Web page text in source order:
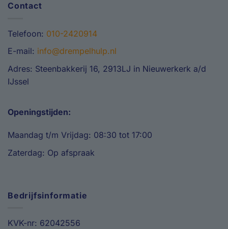
Contact
Telefoon: 010-2420914
E-mail: info@drempelhulp.nl
Adres: Steenbakkerij 16, 2913LJ in Nieuwerkerk a/d
IJssel
Openingstijden:
Maandag t/m Vrijdag: 08:30 tot 17:00
Zaterdag: Op afspraak
Bedrijfsinformatie
KVK-nr: 62042556